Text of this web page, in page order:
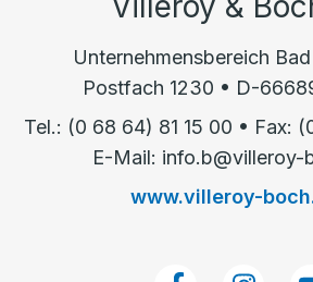
Unternehmensbereich
Postfach 1230 • D-
Tel.: (0 68 64) 81 15 00 • Fax:
E-Mail: info.b@villeroy-
www.villeroy-